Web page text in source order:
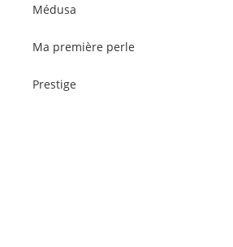
Médusa
Ma première perle
Prestige